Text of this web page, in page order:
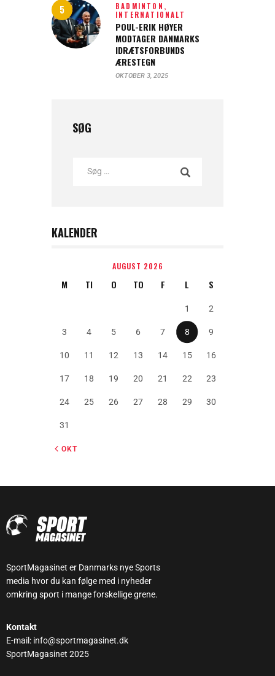
BADMINTON,
INTERNATIONALT
POUL-ERIK HØYER
MODTAGER DANMARKS
IDRÆTSFORBUNDS
ÆRESTEGN
OKTOBER 3, 2025
SØG
KALENDER
AUGUST 2026
M TI O TO F L S
1 2
3 4 5 6 7 8 9
10 11 12 13 14 15 16
17 18 19 20 21 22 23
24 25 26 27 28 29 30
31
« OKT
SportMagasinet er Danmarks nye Sports
media hvor du kan følge med i nyheder
omkring sport i mange forskellige grene.
Kontakt
E-mail: info@sportmagasinet.dk
SportMagasinet 2025